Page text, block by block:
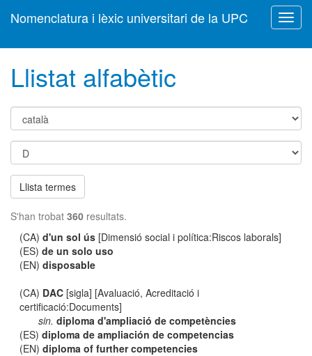
Nomenclatura i lèxic universitari de la UPC
Llistat alfabètic
Llista termes
S'han trobat 360 resultats.
(CA)d'un sol ús [Dimensió social i política:Riscos laborals]
(ES)de un solo uso
(EN)disposable
(CA) DAC [sigla] [Avaluació, Acreditació i
certificació:Documents]
sin. diploma d'ampliació de competències
(ES)diploma de ampliación de competencias
(EN)diploma of further competencies